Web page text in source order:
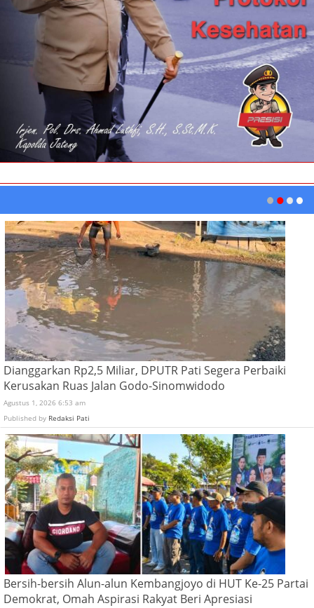
Dianggarkan Rp2,5 Miliar, DPUTR Pati Segera Perbaiki
Kerusakan Ruas Jalan Godo-Sinomwidodo
Agustus 1, 2026 6:53 am
Published by Redaksi Pati
Bersih-bersih Alun-alun Kembangjoyo di HUT Ke-25 Partai
Demokrat, Omah Aspirasi Rakyat Beri Apresiasi